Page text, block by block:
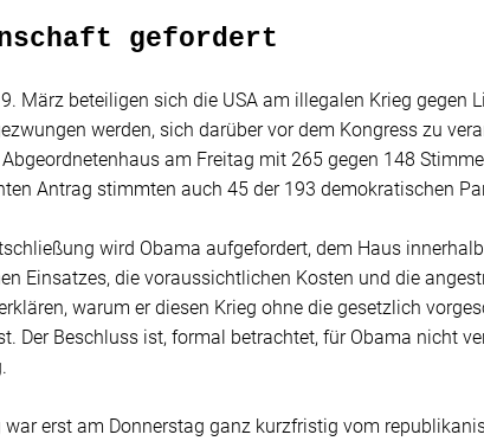
gefordert
März beteiligen sich die USA am illegalen Krieg gegen
werden, sich darüber vor dem Kongress zu
am Freitag mit 265 gegen 148
Antrag stimmten auch 45 der 193 demokratischen
wird Obama aufgefordert, dem Haus
Einsatzes, die voraussichtlichen Kosten und die
warum er diesen Krieg ohne die gesetzlich
Der Beschluss ist, formal betrachtet, für Obama nicht
war erst am Donnerstag ganz kurzfristig vom